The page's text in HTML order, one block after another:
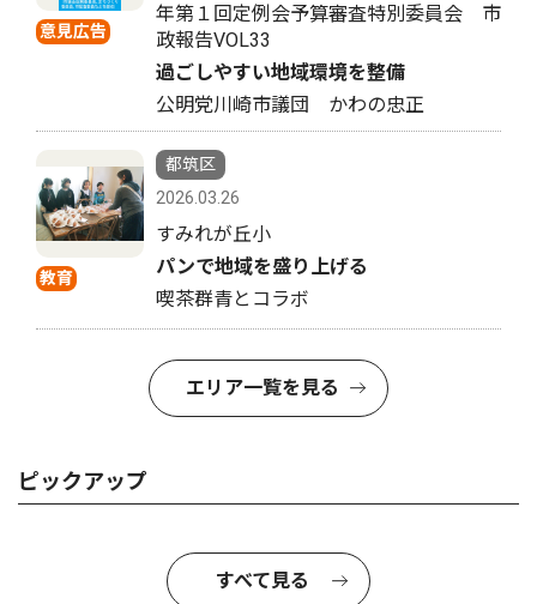
意見広告
年第１回定例会予算審査特別委員会 市
政報告VOL33
過ごしやすい地域環境を整備
公明党川崎市議団 かわの忠正
教育
都筑区
2026.03.26
すみれが丘小
パンで地域を盛り上げる
喫茶群青とコラボ
エリア一覧を見る
ピックアップ
すべて見る